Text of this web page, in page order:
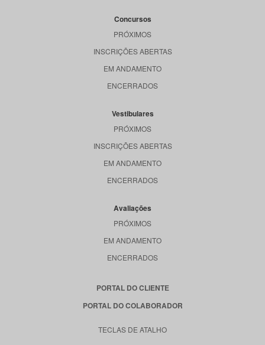
Concursos
PRÓXIMOS
INSCRIÇÕES ABERTAS
EM ANDAMENTO
ENCERRADOS
Vestibulares
PRÓXIMOS
INSCRIÇÕES ABERTAS
EM ANDAMENTO
ENCERRADOS
Avaliações
PRÓXIMOS
EM ANDAMENTO
ENCERRADOS
PORTAL DO CLIENTE
PORTAL DO COLABORADOR
TECLAS DE ATALHO